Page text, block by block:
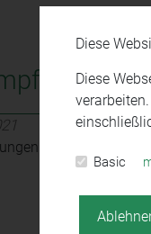
Diese
Diese
Basic
ihre
ein voller Erfolg!